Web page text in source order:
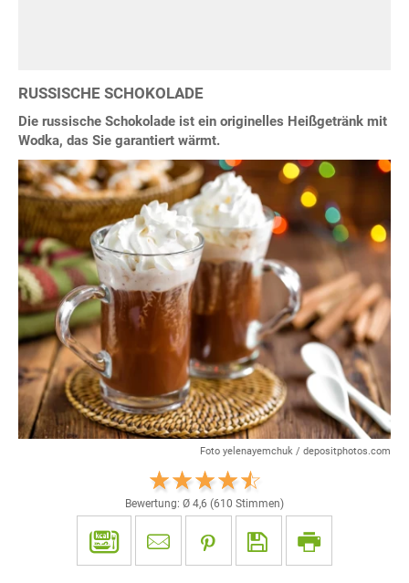
RUSSISCHE SCHOKOLADE
Die russische Schokolade ist ein originelles Heißgetränk mit
Wodka, das Sie garantiert wärmt.
Foto yelenayemchuk / depositphotos.com
Bewertung: Ø 4,6 (610 Stimmen)